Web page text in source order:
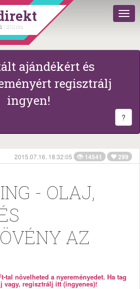
| 2011 óta
ajándékért és
regisztrálj
ingyen!
?
2015.07.16. 18:32:05 14541 299
- OLAJ,
AZ
tal növelheted a nyereményedet. Ha tag
vagy, regisztrálj itt (ingyenes)!